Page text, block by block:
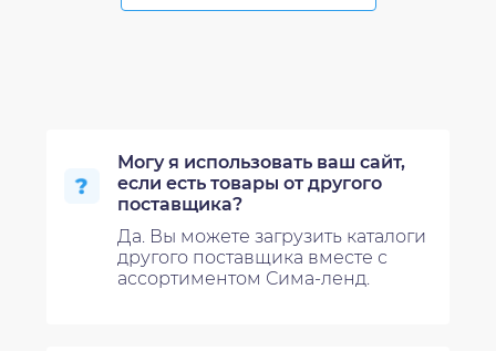
Могу я использовать ваш сайт,
если есть товары от другого
поставщика?
Да. Вы можете загрузить каталоги
другого поставщика вместе с
ассортиментом Сима-ленд.